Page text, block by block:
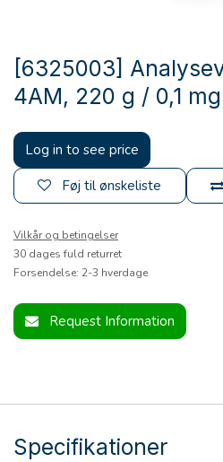
[6325003]
4AM, 220 g / 0,1 mg
Log in to see price
Føj til ønskeliste
Vilkår og betingelser
30 dages fuld returret
Forsendelse: 2-3 hverdage
Request Information
Specifikationer